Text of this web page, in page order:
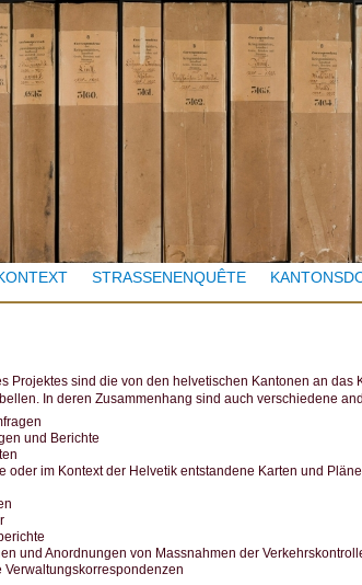
Jump to navigation
STRASSENENQUÊTE
Projektes sind die von den helvetischen Kantonen an das
In deren Zusammenhang sind auch verschiedene
und Berichte
oder im Kontext der Helvetik entstandene Karten und Pläne
und Anordnungen von Massnahmen der
Verwaltungskorrespondenzen